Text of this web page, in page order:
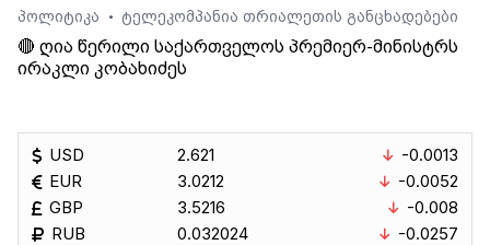
პოლიტიკა
• ტელეკომპანია თრიალეთის განცხადებები
🔴 ღია წერილი საქართველოს პრემიერ-მინისტრს
ირაკლი კობახიძეს
USD
EUR
GBP
RUB
2.621
3.0212
3.5216
0.032024
-0.0013
-0.0052
-0.008
-0.0257